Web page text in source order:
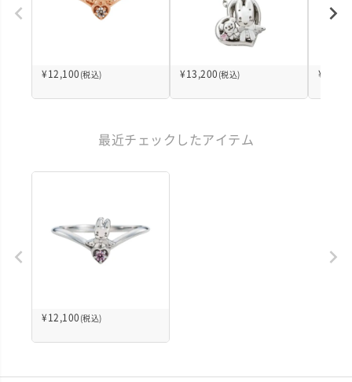
¥ 12,100 (税込) ¥ 13,200 (税込) ¥
最近チェックしたアイテム
¥ 12,100 (税込)